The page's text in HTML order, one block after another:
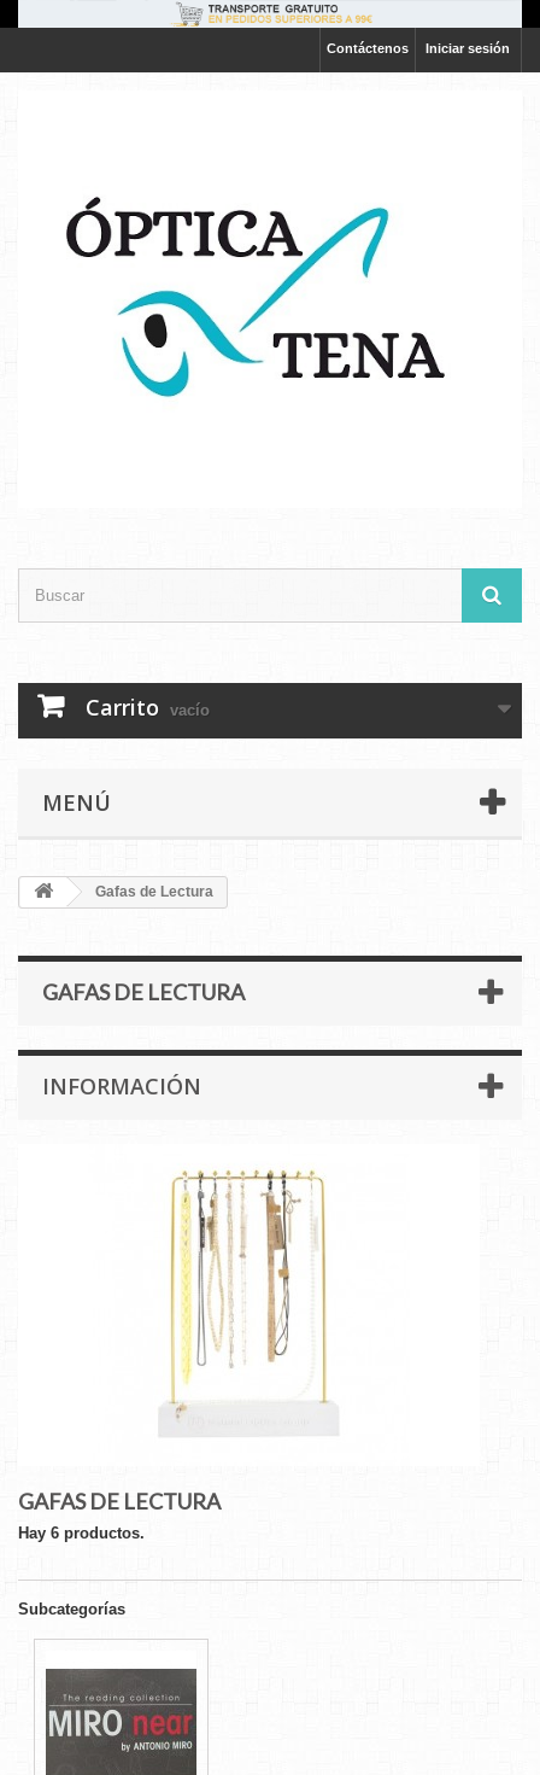
Iniciar sesión
Contáctenos
Carrito vacío
MENÚ
Gafas de Lectura
GAFAS DE LECTURA
INFORMACIÓN
GAFAS DE LECTURA
Hay 6 productos.
Subcategorías